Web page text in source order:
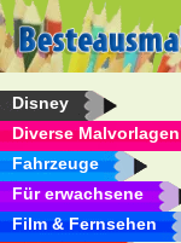
Disney
Diverse Malvorlagen
Fahrzeuge
Für erwachsene
Film & Fernsehen